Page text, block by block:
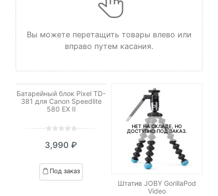
Вы можете перетащить товары влево или
вправо путем касания.
Батарейный блок Pixel TD-
381 для Canon Speedlite
580 EX II
out
based
on
3,990 ₽
Под заказ
НЕТ НА СКЛАДЕ, НО
ДОСТУПНО ПОД ЗАКАЗ.
Штатив JOBY GorillaPod
Video